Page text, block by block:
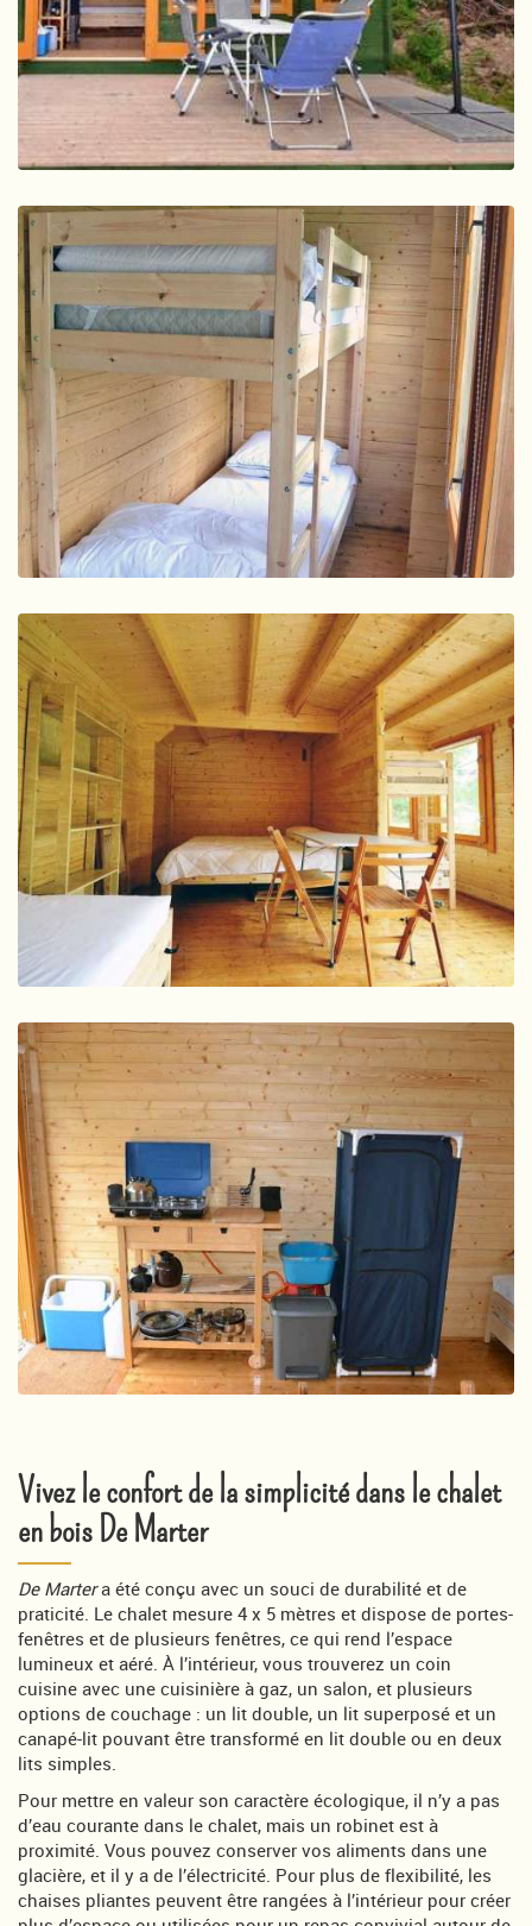
Vivez le confort de la simplicité dans le chalet
en bois De Marter
De Martera été conçu avec un souci de durabilité et de
praticité. Le chalet mesure 4 x 5 mètres et dispose de portes-
fenêtres et de plusieurs fenêtres, ce qui rend l’espace
lumineux et aéré. À l’intérieur, vous trouverez un coin
cuisine avec une cuisinière à gaz, un salon, et plusieurs
options de couchage : un lit double, un lit superposé et un
canapé-lit pouvant être transformé en lit double ou en deux
lits simples.
Pour mettre en valeur son caractère écologique, il n’y a pas
d’eau courante dans le chalet, mais un robinet est à
proximité. Vous pouvez conserver vos aliments dans une
glacière, et il y a de l’électricité. Pour plus de flexibilité, les
chaises pliantes peuvent être rangées à l’intérieur pour créer